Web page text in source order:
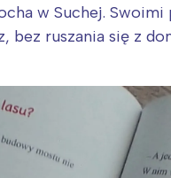
w Suchej.
ruszania się z